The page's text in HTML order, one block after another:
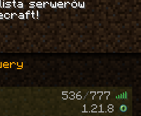
serwerów
536/ 777
1.21.8